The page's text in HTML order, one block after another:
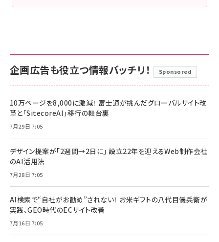
企画広告も役立つ情報バッチリ！ Sponsored
10万ページを8,000に激減！ 富士通が挑んだグローバルサイト改
革と「SitecoreAI」移行の舞台裏
7月29日 7:05
デザイン提案が「2週間→2日に」 設立22年を迎えるWeb制作会社
のAI活用法
7月28日 7:05
AI検索で“自社がお勧め”されない！ お米ギフトの八代目儀兵衛が
実践、GEO時代のECサイト改善
7月16日 7:05